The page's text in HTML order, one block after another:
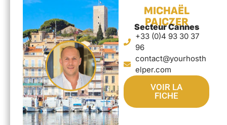
MICHAËL
PAJCZER
Secteur Cannes
+33 (0)4 93 30 37
96
contact@yourhosth
elper.com
VOIR LA
FICHE